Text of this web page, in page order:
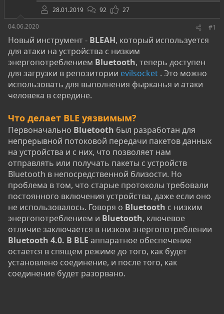
ы
ч
л
а
28.01.2019 92
27
04.06.2020
#1
Новый инструмент - BLEAH, который используется
для атаки на устройства с низким
энергопотреблением Bluetooth, теперь доступен
для загрузки в репозитории evilsocket . Это можно
использовать для выполнения фырканья и атаки
человека в середине.
Что делает BLE уязвимым?
Первоначально Bluetooth был разработан для
непрерывной потоковой передачи пакетов данных
на устройства и с них, что позволяет нам
отправлять или получать пакеты с устройств
Bluetooth в непосредственной близости. Но
проблема в том, что старые протоколы требовали
постоянного включения устройства, даже если оно
не использовалось. Говоря о Bluetooth с низким
энергопотреблением и Bluetooth, ключевое
отличие заключается в низком энергопотреблении
Bluetooth 4.0. В BLE аппаратное обеспечение
остается в спящем режиме до того, как будет
установлено соединение, и после того, как
соединение будет разорвано.